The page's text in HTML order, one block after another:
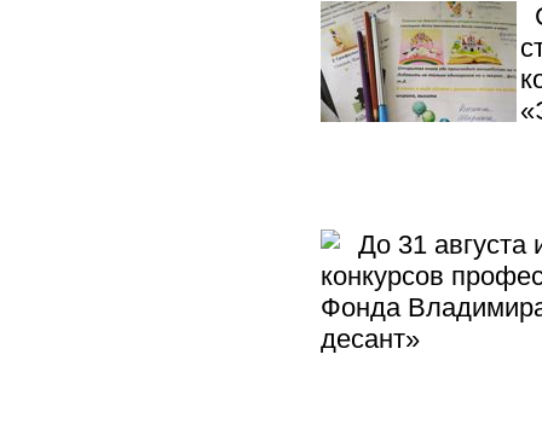
До 31 августа
конкурсов
Фонда
десант»